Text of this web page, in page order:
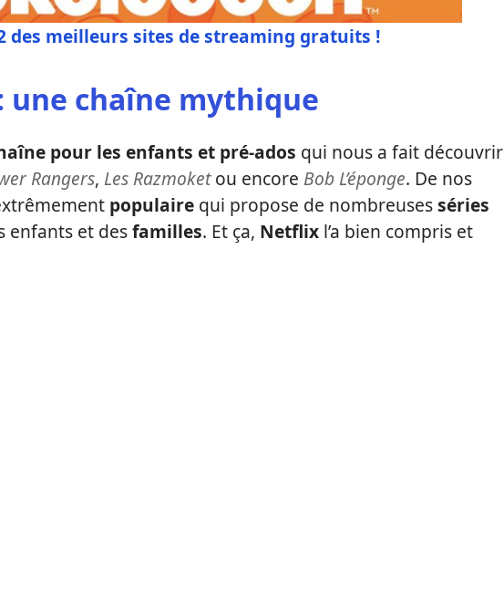
des meilleurs sites de streaming gratuits !
une chaîne mythique
pour les enfants et pré-ados qui nous a fait découvrir
Rangers, Les Razmoketou encore Bob L’éponge. De nos
populaire qui propose de nombreusesséries
enfants et desfamilles. Et ça, Netflix l’a bien compris et